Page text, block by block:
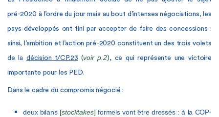
pré-2020 à l’ordre du jour mais au bout d’intenses négociations, les
pays développés ont fini par accepter de faire des concessions :
ainsi, l’ambition et l’action pré-2020 constituent un des trois volets
de la décision 1/CP.23 (voir p.2), ce qui représente une victoire
importante pour les PED.
Dans le cadre du compromis négocié :
deux bilans [stocktakes] formels vont être dressés : à la COP-